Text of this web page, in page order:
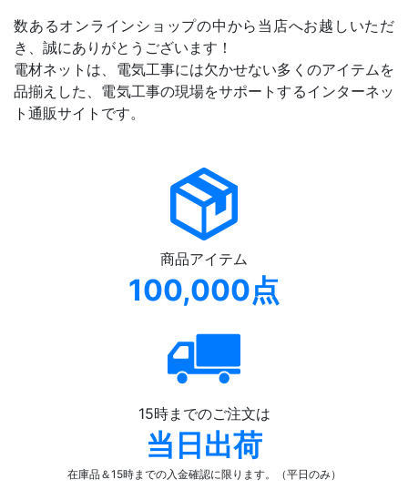
数あるオンラインショップの中から当店へお越しいただ
き、誠にありがとうございます！
電材ネットは、電気工事には欠かせない多くのアイテムを
品揃えした、電気工事の現場をサポートするインターネッ
ト通販サイトです。
商品アイテム
100,000点
15時までのご注文は
当日出荷
在庫品＆15時までの入金確認に限ります。（平日のみ）